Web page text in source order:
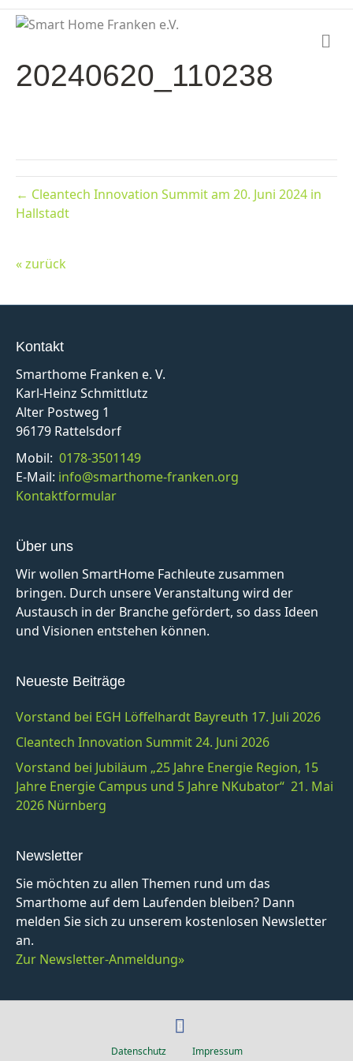
o
n
20240620_110238
← Cleantech Innovation Summit am 20. Juni 2024 in
Hallstadt
« zurück
Kontakt
Smarthome Franken e. V.
Karl-Heinz Schmittlutz
Alter Postweg 1
96179 Rattelsdorf
Mobil: 0178-3501149
E-Mail: info@smarthome-franken.org
Kontaktformular
Über uns
Wir wollen SmartHome Fachleute zusammen
bringen. Durch unsere Veranstaltung wird der
Austausch in der Branche gefördert, so dass Ideen
und Visionen entstehen können.
Neueste Beiträge
Vorstand bei EGH Löffelhardt Bayreuth 17. Juli 2026
Cleantech Innovation Summit 24. Juni 2026
Vorstand bei Jubiläum „25 Jahre Energie Region, 15
Jahre Energie Campus und 5 Jahre NKubator“ 21. Mai
2026 Nürnberg
Newsletter
Sie möchten zu allen Themen rund um das
Smarthome auf dem Laufenden bleiben? Dann
melden Sie sich zu unserem kostenlosen Newsletter
an.
Zur Newsletter-Anmeldung»
F
Datenschutz Impressum